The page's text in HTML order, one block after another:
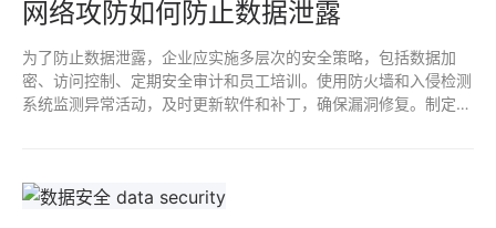
网络攻防如何防止数据泄露
为了防止数据泄露，企业应实施多层次的安全策略，包括数据加
密、访问控制、定期安全审计和员工培训。使用防火墙和入侵检测
系统监测异常活动，及时更新软件和补丁，确保漏洞修复。制定完